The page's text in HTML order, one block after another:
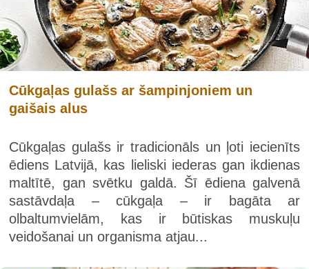
Cūkgaļas gulašs ar šampinjoniem un
gaišais alus
Cūkgaļas gulašs ir tradicionāls un ļoti iecienīts
ēdiens Latvijā, kas lieliski iederas gan ikdienas
maltītē, gan svētku galdā. Šī ēdiena galvenā
sastāvdaļa – cūkgaļa – ir bagāta ar
olbaltumvielām, kas ir būtiskas muskuļu
veidošanai un organisma atjau...